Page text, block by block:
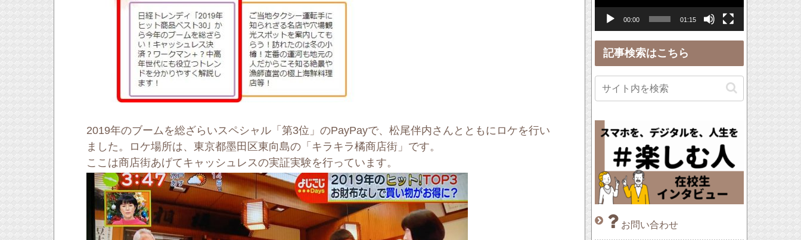
2019年のブームを総ざらいスペシャル「第3位」のPayPayで、松尾伴内さんとともにロケを行い
ました。
ロケ場所は、東京都墨田区東向島の「キラキラ橘商店街」です。
ここは商店街あげてキャッシュレスの実証実験を行っています。
レ
ヤ
ー
00:00 01:15
記事検索はこちら
お問い合わせ